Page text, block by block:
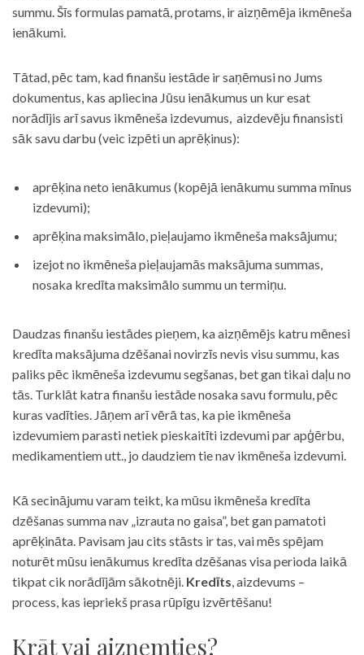
summu. Šīs formulas pamatā, protams, ir aizņēmēja ikmēneša
ienākumi.
Tātad, pēc tam, kad finanšu iestāde ir saņēmusi no Jums
dokumentus, kas apliecina Jūsu ienākumus un kur esat
norādījis arī savus ikmēneša izdevumus, aizdevēju finansisti
sāk savu darbu (veic izpēti un aprēķinus):
aprēķina neto ienākumus (kopējā ienākumu summa mīnus
izdevumi);
aprēķina maksimālo, pieļaujamo ikmēneša maksājumu;
izejot no ikmēneša pieļaujamās maksājuma summas,
nosaka kredīta maksimālo summu un termiņu.
Daudzas finanšu iestādes pieņem, ka aizņēmējs katru mēnesi
kredīta maksājuma dzēšanai novirzīs nevis visu summu, kas
paliks pēc ikmēneša izdevumu segšanas, bet gan tikai daļu no
tās. Turklāt katra finanšu iestāde nosaka savu formulu, pēc
kuras vadīties. Jāņem arī vērā tas, ka pie ikmēneša
izdevumiem parasti netiek pieskaitīti izdevumi par apģērbu,
medikamentiem utt., jo daudziem tie nav ikmēneša izdevumi.
Kā secinājumu varam teikt, ka mūsu ikmēneša kredīta
dzēšanas summa nav „izrauta no gaisa”, bet gan pamatoti
aprēķināta. Pavisam jau cits stāsts ir tas, vai mēs spējam
noturēt mūsu ienākumus kredīta dzēšanas visa perioda laikā
tikpat cik norādījām sākotnēji. Kredīts, aizdevums –
process, kas iepriekš prasa rūpīgu izvērtēšanu!
Krāt vai aizņemties?